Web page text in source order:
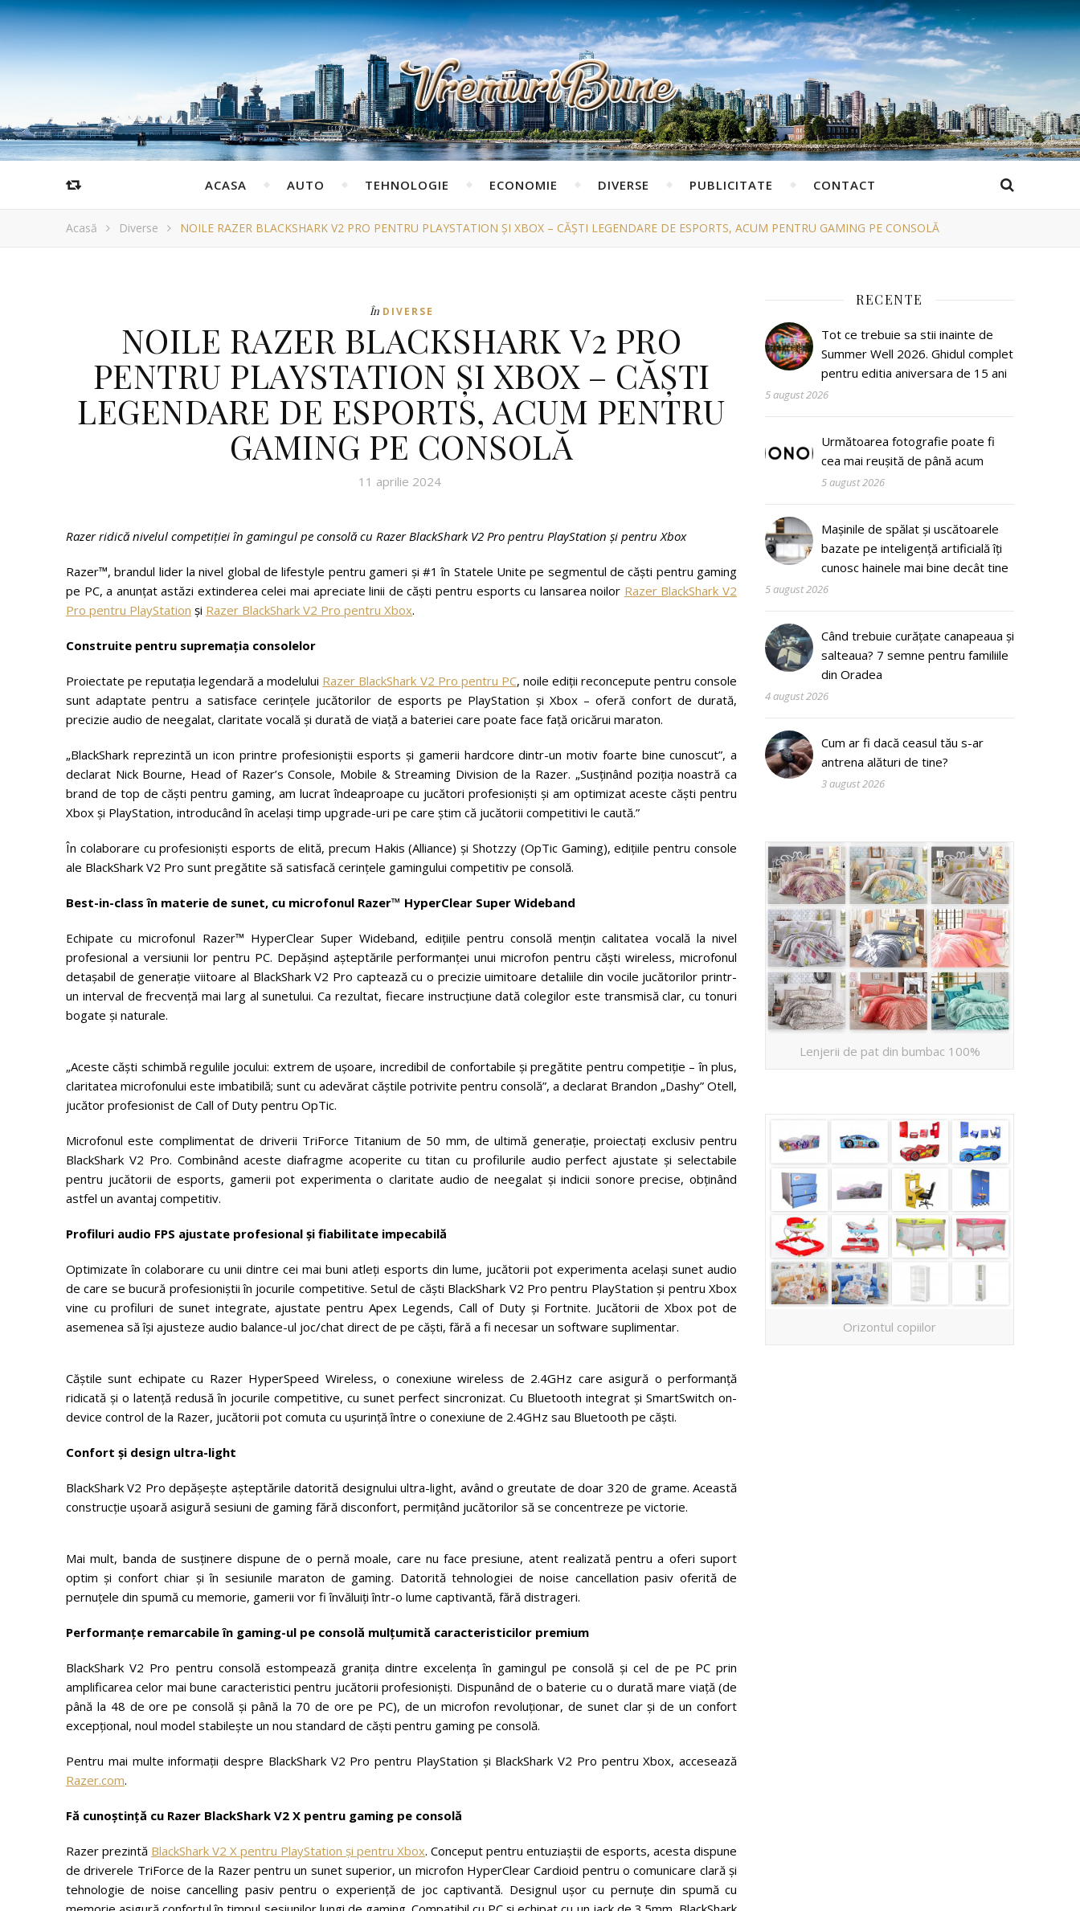
ACASA AUTO TEHNOLOGIE ECONOMIE DIVERSE PUBLICITATE CONTACT
Acasă Diverse NOILE RAZER BLACKSHARK V2 PRO PENTRU PLAYSTATION ȘI XBOX – CĂȘTI LEGENDARE DE ESPORTS, ACUM PENTRU GAMING PE CONSOLĂ
În DIVERSE
NOILE RAZER BLACKSHARK V2 PRO
PENTRU PLAYSTATION ȘI XBOX – CĂȘTI
LEGENDARE DE ESPORTS, ACUM PENTRU
GAMING PE CONSOLĂ
11 aprilie 2024
Razer ridică nivelul competiției în gamingul pe consolă cu Razer BlackShark V2 Pro pentru PlayStation și pentru Xbox
Razer™, brandul lider la nivel global de lifestyle pentru gameri și #1 în Statele Unite pe segmentul de căști pentru gaming
pe PC, a anunțat astăzi extinderea celei mai apreciate linii de căști pentru esports cu lansarea noilor Razer BlackShark V2
Pro pentru PlayStation și Razer BlackShark V2 Pro pentru Xbox.
Construite pentru supremația consolelor
Proiectate pe reputația legendară a modelului Razer BlackShark V2 Pro pentru PC, noile ediții reconcepute pentru console
sunt adaptate pentru a satisface cerințele jucătorilor de esports pe PlayStation și Xbox – oferă confort de durată,
precizie audio de neegalat, claritate vocală și durată de viață a bateriei care poate face față oricărui maraton.
„BlackShark reprezintă un icon printre profesioniștii esports și gamerii hardcore dintr-un motiv foarte bine cunoscut”, a
declarat Nick Bourne, Head of Razer’s Console, Mobile & Streaming Division de la Razer. „Susținând poziția noastră ca
brand de top de căști pentru gaming, am lucrat îndeaproape cu jucători profesioniști și am optimizat aceste căști pentru
Xbox și PlayStation, introducând în același timp upgrade-uri pe care știm că jucătorii competitivi le caută.”
În colaborare cu profesioniști esports de elită, precum Hakis (Alliance) și Shotzzy (OpTic Gaming), edițiile pentru console
ale BlackShark V2 Pro sunt pregătite să satisfacă cerințele gamingului competitiv pe consolă.
Best-in-class în materie de sunet, cu microfonul Razer™ HyperClear Super Wideband
Echipate cu microfonul Razer™ HyperClear Super Wideband, edițiile pentru consolă mențin calitatea vocală la nivel
profesional a versiunii lor pentru PC. Depășind așteptările performanței unui microfon pentru căști wireless, microfonul
detașabil de generație viitoare al BlackShark V2 Pro captează cu o precizie uimitoare detaliile din vocile jucătorilor printr-
un interval de frecvență mai larg al sunetului. Ca rezultat, fiecare instrucțiune dată colegilor este transmisă clar, cu tonuri
bogate și naturale.
„Aceste căști schimbă regulile jocului: extrem de ușoare, incredibil de confortabile și pregătite pentru competiție – în plus,
claritatea microfonului este imbatibilă; sunt cu adevărat căștile potrivite pentru consolă”, a declarat Brandon „Dashy” Otell,
jucător profesionist de Call of Duty pentru OpTic.
Microfonul este complimentat de driverii TriForce Titanium de 50 mm, de ultimă generație, proiectați exclusiv pentru
BlackShark V2 Pro. Combinând aceste diafragme acoperite cu titan cu profilurile audio perfect ajustate și selectabile
pentru jucătorii de esports, gamerii pot experimenta o claritate audio de neegalat și indicii sonore precise, obținând
astfel un avantaj competitiv.
Profiluri audio FPS ajustate profesional și fiabilitate impecabilă
Optimizate în colaborare cu unii dintre cei mai buni atleți esports din lume, jucătorii pot experimenta același sunet audio
de care se bucură profesioniștii în jocurile competitive. Setul de căști BlackShark V2 Pro pentru PlayStation și pentru Xbox
vine cu profiluri de sunet integrate, ajustate pentru Apex Legends, Call of Duty și Fortnite. Jucătorii de Xbox pot de
asemenea să își ajusteze audio balance-ul joc/chat direct de pe căști, fără a fi necesar un software suplimentar.
Căștile sunt echipate cu Razer HyperSpeed Wireless, o conexiune wireless de 2.4GHz care asigură o performanță
ridicată și o latență redusă în jocurile competitive, cu sunet perfect sincronizat. Cu Bluetooth integrat și SmartSwitch on-
device control de la Razer, jucătorii pot comuta cu ușurință între o conexiune de 2.4GHz sau Bluetooth pe căști.
Confort și design ultra-light
BlackShark V2 Pro depășește așteptările datorită designului ultra-light, având o greutate de doar 320 de grame. Această
construcție ușoară asigură sesiuni de gaming fără disconfort, permițând jucătorilor să se concentreze pe victorie.
Mai mult, banda de susținere dispune de o pernă moale, care nu face presiune, atent realizată pentru a oferi suport
optim și confort chiar și în sesiunile maraton de gaming. Datorită tehnologiei de noise cancellation pasiv oferită de
pernuțele din spumă cu memorie, gamerii vor fi învăluiți într-o lume captivantă, fără distrageri.
Performanțe remarcabile în gaming-ul pe consolă mulțumită caracteristicilor premium
BlackShark V2 Pro pentru consolă estompează granița dintre excelența în gamingul pe consolă și cel de pe PC prin
amplificarea celor mai bune caracteristici pentru jucătorii profesioniști. Dispunând de o baterie cu o durată mare viață (de
până la 48 de ore pe consolă și până la 70 de ore pe PC), de un microfon revoluționar, de sunet clar și de un confort
excepțional, noul model stabilește un nou standard de căști pentru gaming pe consolă.
Pentru mai multe informații despre BlackShark V2 Pro pentru PlayStation și BlackShark V2 Pro pentru Xbox, accesează
Razer.com.
Fă cunoștință cu Razer BlackShark V2 X pentru gaming pe consolă
Razer prezintă BlackShark V2 X pentru PlayStation și pentru Xbox. Conceput pentru entuziaștii de esports, acesta dispune
de driverele TriForce de la Razer pentru un sunet superior, un microfon HyperClear Cardioid pentru o comunicare clară și
tehnologie de noise cancelling pasiv pentru o experiență de joc captivantă. Designul ușor cu pernuțe din spumă cu
RECENTE
Tot ce trebuie sa stii inainte de
Summer Well 2026. Ghidul complet
pentru editia aniversara de 15 ani
5 august 2026
Următoarea fotografie poate fi
cea mai reușită de până acum
5 august 2026
Mașinile de spălat și uscătoarele
bazate pe inteligență artificială îți
cunosc hainele mai bine decât tine
5 august 2026
Când trebuie curățate canapeaua și
salteaua? 7 semne pentru familiile
din Oradea
4 august 2026
Cum ar fi dacă ceasul tău s-ar
antrena alături de tine?
3 august 2026
Lenjerii de pat din bumbac 100%
Orizontul copiilor